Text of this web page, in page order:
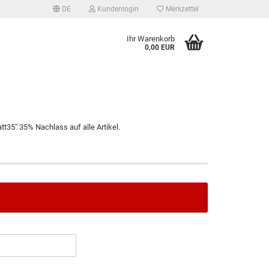
DE Kundenlogin Merkzettel
Ihr Warenkorb
0,00 EUR
35% Nachlass auf alle Artikel.